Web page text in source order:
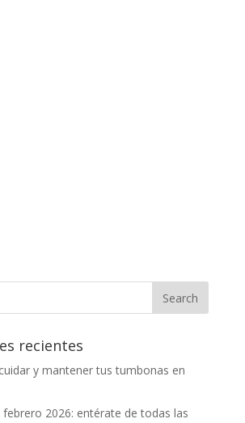
recientes
y mantener tus tumbonas en
2026: entérate de todas las